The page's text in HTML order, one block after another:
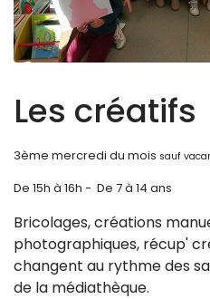
Les créatifs
3ème mercredi du mois sauf
De 15h à 16h - De 7 à 14 ans
Bricolages, créations
photographiques, récup'
changent au rythme des
de la médiathèque.